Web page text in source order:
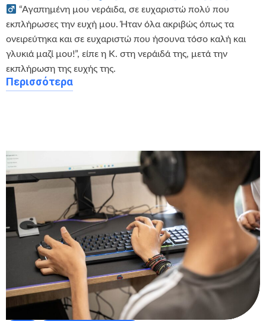
“Αγαπημένη μου νεράιδα, σε ευχαριστώ πολύ που
εκπλήρωσες την ευχή μου. Ήταν όλα ακριβώς όπως τα
ονειρεύτηκα και σε ευχαριστώ που ήσουνα τόσο καλή και
γλυκιά μαζί μου!”, είπε η Κ. στη νεράιδά της, μετά την
εκπλήρωση της ευχής της.
Περισσότερα